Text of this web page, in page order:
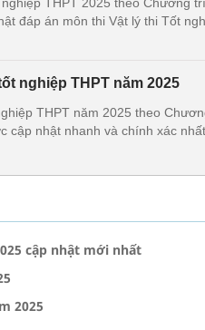
đáp án môn thi Vật lý thi Tốt
nghiệp THPT năm 2025
THPT năm 2025 theo
cập nhật nhanh và chính xác
cập nhật mới nhất
2025